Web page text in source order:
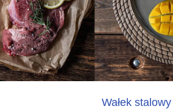
Wałek